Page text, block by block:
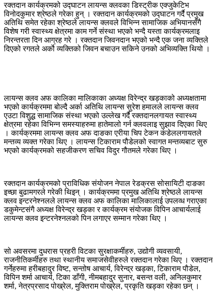
रक्तदान कार्यक्रमको उद्घाटन लायन्स क्लवका डिस्ट्रीक एक्जुकेटिभ
विनोदकुमार श्रेष्ठले गरेका हुन् । रक्तदान कार्यक्रमको उद्घाटन गर्दै प्रमुख
अतिथि समेत रहेका श्रेष्ठले लायन्स क्लवले विभिन्न सामाजिक अभियानसँगै
विशेष गरी स्वास्थ्य क्षेत्रमा काम गर्ने संस्था भएको भन्दै यस्ता कार्यक्रमलाइ
निरन्तरता दिन आग्रह गरे । रक्तदान जिवनदान भएको भन्दै एक जना व्यक्तिले
दिएको रगतले अर्काे व्यक्तिको जिवन बचाउन सकिने उनको अभिव्यक्ति थियो ।
लायन्स क्लव अफ कालिका मालिकाका अध्यक्ष विरेन्द्र खड्काको अध्यक्षतामा
भएको कार्यक्रममा बोल्दै अर्का अतिथि लायन्स सुरेश हमालले लायन्स क्लव
एउटा विशुद्ध सामाजिक संस्था भएको उल्लेख गर्दै रक्तदानलगायत स्वास्थ्य
क्षेत्रमा रहेका विभिन्न समस्याहरुमा हातेमालो गर्न क्लवलाइ सुझाव दिएका थिए
। कार्यक्रममा लायन्स क्लव अफ दाङका एरीया चिप टेकन कंडेललगायतले
मन्तव्य व्यक्त गरेका थिए । लायन्स टिकाराम पौडेलको स्वागत मन्तव्यबाट सुरु
भएको कार्यक्रमको सहजीकरण सचिव विदुर गौतमले गरेका थिए ।
रक्तदान कार्यक्रमको प्राविधिक संयोजन नेपाल रेडक्रस सोसायिटी दाङका
इच्छा बुढामगरले गरेकी थिइन् । कार्यक्रममा प्रमुख अतिथि श्रेष्ठले लायन्स
क्लव इन्टरनेश्नलले लायन्स क्लव अफ कालिका मालिकालाई उपलव्ध गराएका
डकुमेन्टसंगै अध्यक्ष विरेन्द्र खड्का र कार्यक्रम संयोजक विपिन आचार्यलाई
लायन्स क्लव इन्टरनेश्नलको पिन लगाएर सम्मान गरेका थिए ।
सो अवसरमा दुधरास प्रहरी विटका सुरक्षाकर्मीहरु, उद्योगी व्यवसायी,
राजनीतिकर्मीहरु तथा स्थानीय समाजसेवीहरुले रक्तदान गरेका थिए । रक्तदान
गर्नेहरुमा हरीबहादुर विष्ट, सन्तोष आचार्य, विरेन्द्र खड्का, टिकाराम पौडेल,
विपिन शर्मा आचार्य, टिका डाँगी, नीमबहादुर सुनार, बसन्त वली, अनिलकुमार
शर्मा, नेत्रप्रसाद पोख्रेल, मुक्तिराम पोख्रेल, प्रकृति खड्का रहेका छन् ।